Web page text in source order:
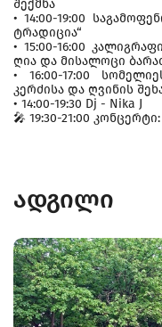
შექმნა
• 14:00-19:00
ტრადიცია“
• 15:00-16:00
ღია და მისალოცი
• 16:00-17:00
კერძისა და ღვინის
• 14:00-19:30 Dj - Nika J
🎤 19:30-21:00
ადგილი